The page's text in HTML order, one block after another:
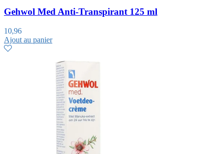
Gehwol Med Anti-Transpirant 125 ml
10,96
Ajout au panier